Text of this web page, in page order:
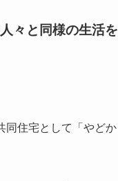
々と同様の生活を
同住宅として「やどか